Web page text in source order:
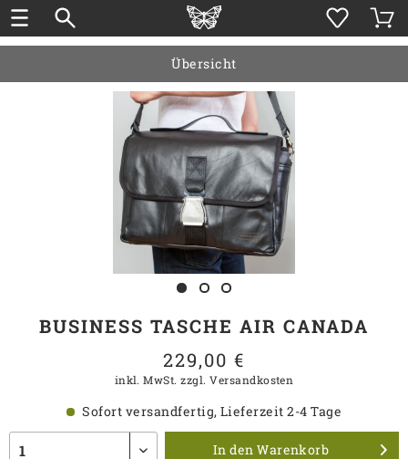
Übersicht
BUSINESS TASCHE AIR CANADA
229,00 €
inkl. MwSt.zzgl. Versandkosten
Sofort versandfertig, Lieferzeit 2-4 Tage
In den Warenkorb